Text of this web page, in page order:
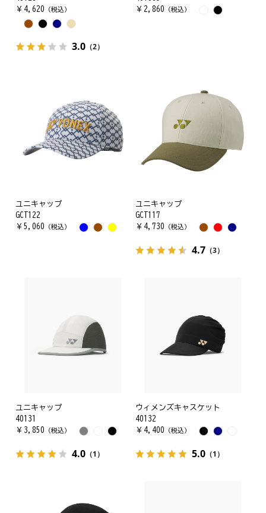
￥ 4,620 （税込）
3.0 （2）
￥ 2,860 （税込）
ユニキャップ
GCT122
￥ 5,060 （税込）
ユニキャップ
GCT117
￥ 4,730 （税込）
4.7（3）
ユニキャップ
40131
￥ 3,850 （税込）
4.0 （1）
ウィメンズキャスケット
40132
￥ 4,400 （税込）
5.0（1）